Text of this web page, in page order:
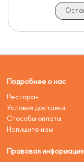
Подробнее о нас
Ресторан
Условия доставки
Способы оплаты
Напишите нам
Правовая информация